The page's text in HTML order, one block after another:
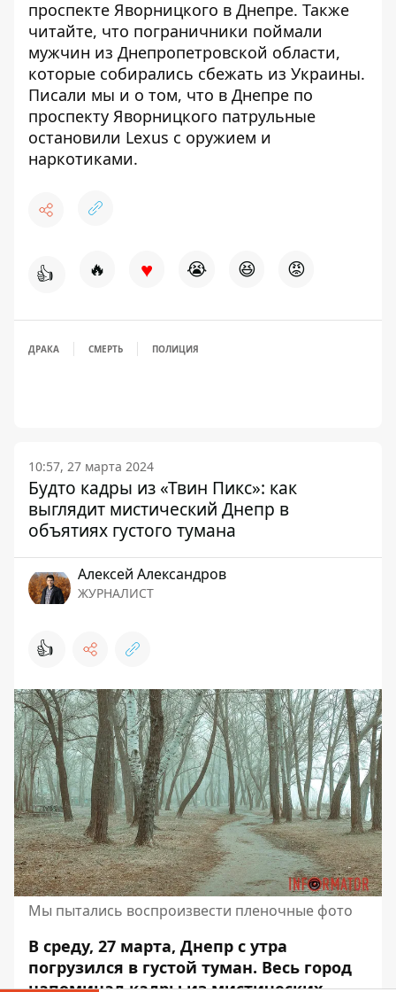
проспекте Яворницкого в Днепре. Также
читайте, что пограничники поймали
мужчин из Днепропетровской области,
которые собирались сбежать из Украины.
Писали мы и о том, что в Днепре по
проспекту Яворницкого патрульные
остановили Lexus с оружием и
наркотиками.
👍 🔥 ♥ 😭 😆 😡
ДРАКА СМЕРТЬ ПОЛИЦИЯ
10:57, 27 марта 2024
Будто кадры из «Твин Пикс»: как
выглядит мистический Днепр в
объятиях густого тумана
Алексей Александров
ЖУРНАЛИСТ
👍
Мы пытались воспроизвести пленочные фото
В среду, 27 марта, Днепр с утра
погрузился в густой туман. Весь город